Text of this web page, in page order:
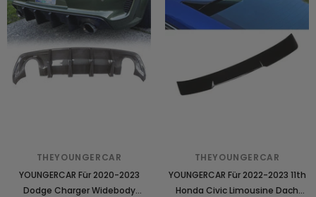
THEYOUNGERCAR
YOUNGERCAR Für 2020-2023
Dodge Charger Widebody
THEYOUNGERCAR
YOUNGERCAR Für 2022-2023 11th
Honda Civic Limousine Dach